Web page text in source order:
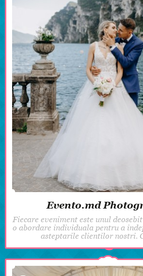
Evento.md
Fiecare eveniment este unul
o abordare individuala pentru a
asteptarile clientilor nostri.